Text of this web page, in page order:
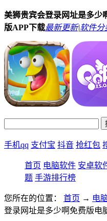
美狮贵宾会登录网址是多少
版APP下载最新更新|软件分
手机qq 支付宝 抖音 抢红包
首页 电脑软件 安卓软
题 手游排行榜
您所在的位置： 首页 → 电
登录网址是多少啊免费版电